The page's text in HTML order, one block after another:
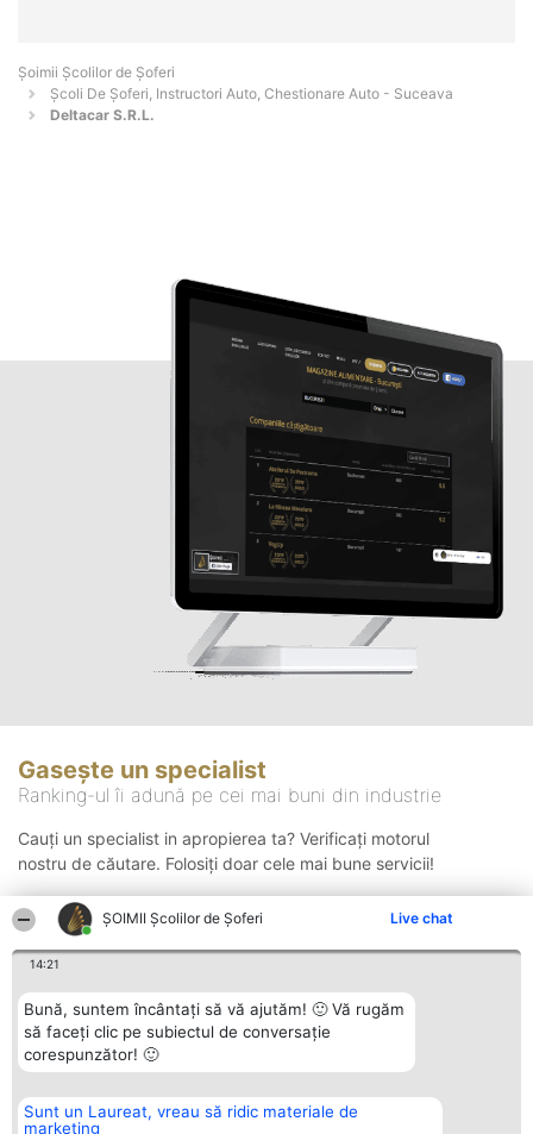
ŞOIMII Școlilor de Șoferi Live chat
14:21
Bună, suntem încântați să vă ajutăm! 🙂 Vă rugăm
să faceți clic pe subiectul de conversație
corespunzător! 🙂
Sunt un Laureat, vreau să ridic materiale de
marketing
Şoimii Școlilor de Șoferi
Școli De Șoferi, Instructori Auto, Chestionare Auto - Suceava
Deltacar S.R.L.
Gasește un specialist
Ranking-ul îi adună pe cei mai buni din industrie
Cauți un specialist in apropierea ta? Verificați motorul
nostru de căutare. Folosiți doar cele mai bune servicii!
Organizator Ranking
BRIGHT SOLUTIONS BR SRL
Plebiscyt Contact